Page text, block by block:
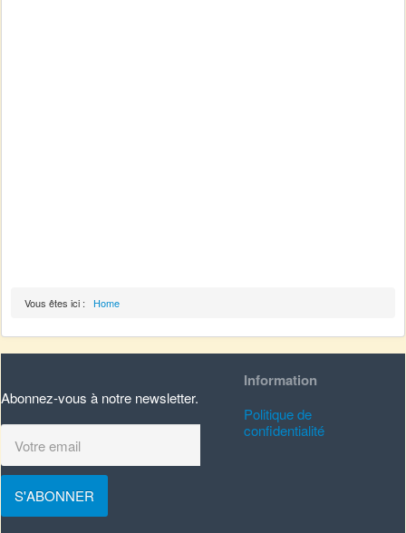
Vous êtes ici : Home
Abonnez-vous à notre newsletter.
S'ABONNER
Information
Politique de
confidentialité